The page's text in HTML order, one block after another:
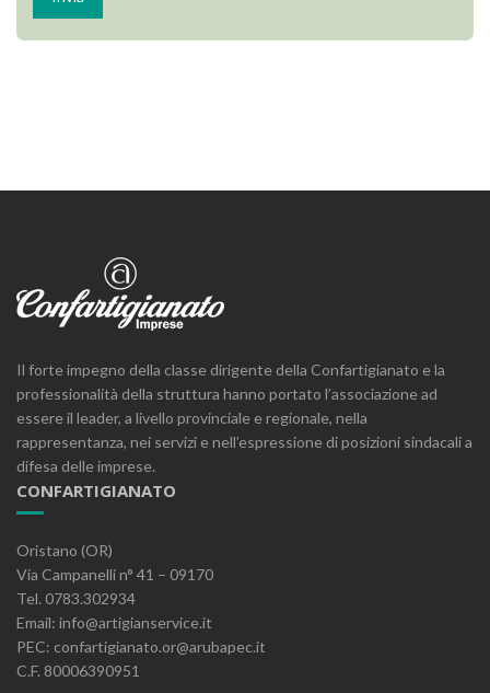
Il forte impegno della classe dirigente della Confartigianato e la
professionalità della struttura hanno portato l’associazione ad
essere il leader, a livello provinciale e regionale, nella
rappresentanza, nei servizi e nell’espressione di posizioni sindacali a
difesa delle imprese.
CONFARTIGIANATO
Oristano (OR)
Via Campanelli n° 41 – 09170
Tel. 0783.302934
Email: info@artigianservice.it
PEC: confartigianato.or@arubapec.it
C.F. 80006390951